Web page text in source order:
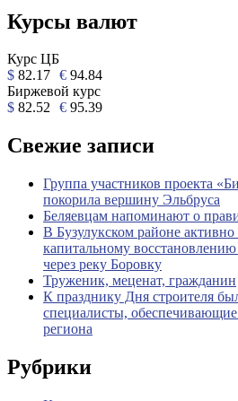
Курсы валют
Курс ЦБ
$ 82.17 € 94.84
Биржевой курс
$ 82.52 € 95.39
Свежие записи
Группа участников проекта
покорила вершину Эльбруса
Беляевцам напоминают о
В Бузулукском районе
капитальному
через реку Боровку
Труженик, меценат, гражданин
К празднику Дня строителя
специалисты,
региона
Рубрики